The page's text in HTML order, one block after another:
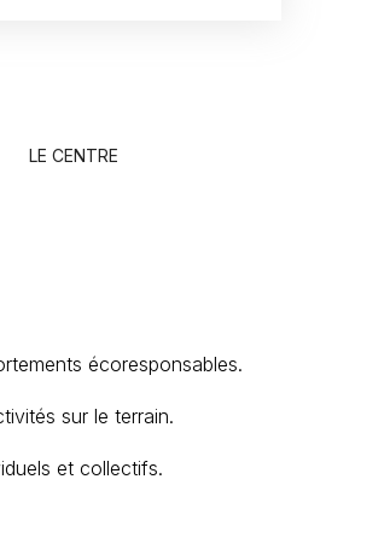
LE CENTRE
écoresponsables.
sur le terrain.
et collectifs.